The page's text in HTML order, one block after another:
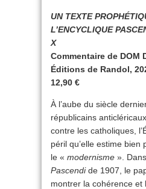
UN TEXTE
L’ENCYCLIQUE
X
Commentaire de DOM
Éditions de Randol,
12,90 €
À l’aube du siècle
républicains
contre les catholiques,
péril qu’elle estime bien
le « modernisme ».
Pascendide 1907, le
montrer la cohérence et